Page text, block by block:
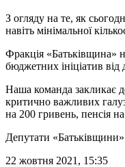
З огляду на те, як
навіть мінімальної
Фракція «Батьківщина»
бюджетних ініціатив від
Наша команда закликає
критично важливих
на 200 гривень, пенсія
Депутати
22 жовтня 2021, 15:35